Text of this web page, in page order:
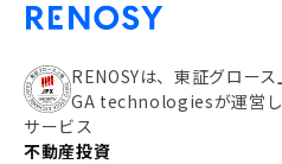
RENOSYは、東証グロー
GA technologiesが運営し
サービス
不動産投資